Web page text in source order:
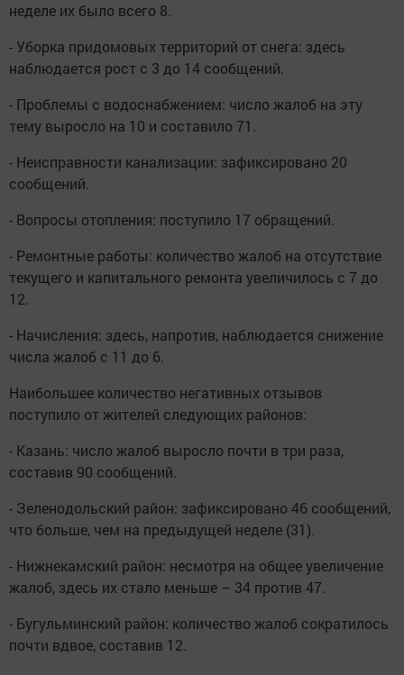
неделе их было всего 8.
- Уборка придомовых территорий от снега: здесь
наблюдается рост с 3 до 14 сообщений.
- Проблемы с водоснабжением: число жалоб на эту
тему выросло на 10 и составило 71.
- Неисправности канализации: зафиксировано 20
сообщений.
- Вопросы отопления: поступило 17 обращений.
- Ремонтные работы: количество жалоб на отсутствие
текущего и капитального ремонта увеличилось с 7 до
12.
- Начисления: здесь, напротив, наблюдается снижение
числа жалоб с 11 до 6.
Наибольшее количество негативных отзывов
поступило от жителей следующих районов:
- Казань: число жалоб выросло почти в три раза,
составив 90 сообщений.
- Зеленодольский район: зафиксировано 46 сообщений,
что больше, чем на предыдущей неделе (31).
- Нижнекамский район: несмотря на общее увеличение
жалоб, здесь их стало меньше – 34 против 47.
- Бугульминский район: количество жалоб сократилось
почти вдвое, составив 12.